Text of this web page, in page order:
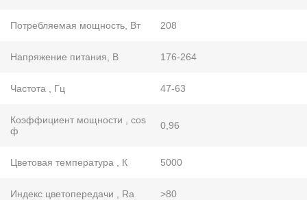
Потребляемая мощность, Вт 208
Напряжение питания, В 176-264
Частота , Гц 47-63
Коэффициент мощности , cos
ф
0,96
Цветовая температура , К 5000
Индекс цветопередачи , Ra >80